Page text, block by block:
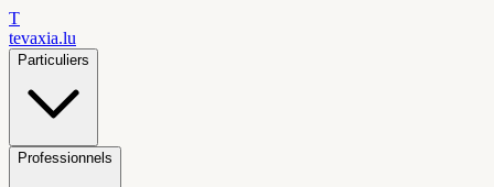
T
tevaxia.lu
Particuliers
Professionnels